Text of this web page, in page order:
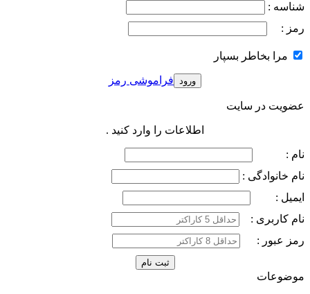
شناسه :
رمز :
مرا بخاطر بسپار
فراموشی رمز
عضویت در سایت
اطلاعات را وارد کنید .
نام :
نام خانوادگی :
ایمیل :
نام کاربری :
رمز عبور :
موضوعات